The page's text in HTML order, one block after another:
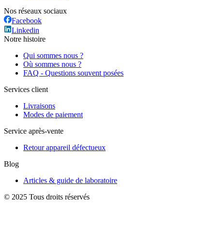
Nos réseaux sociaux
Facebook
Linkedin
Notre histoire
Qui sommes nous ?
Où sommes nous ?
FAQ - Questions souvent posées
Services client
Livraisons
Modes de paiement
Service après-vente
Retour appareil défectueux
Blog
Articles & guide de laboratoire
© 2025 Tous droits réservés